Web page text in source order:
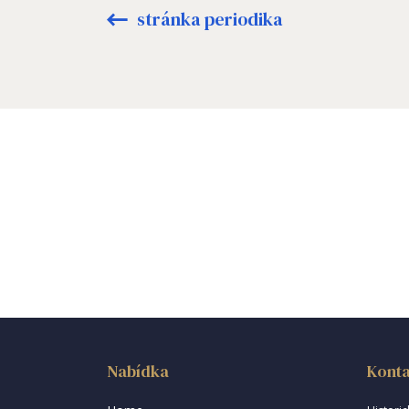
stránka periodika
Nabídka